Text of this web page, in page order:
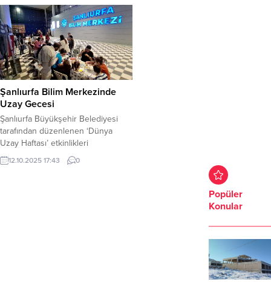
Şanlıurfa Bilim Merkezinde
Uzay Gecesi
Şanlıurfa Büyükşehir Belediyesi
tarafından düzenlenen ‘Dünya
Uzay Haftası’ etkinlikleri
kapsamında,Şanlıurfa Bilim
Merkezi’nde gerçekleştirilen
12.10.2025 17:43 0
Popüler
Konular